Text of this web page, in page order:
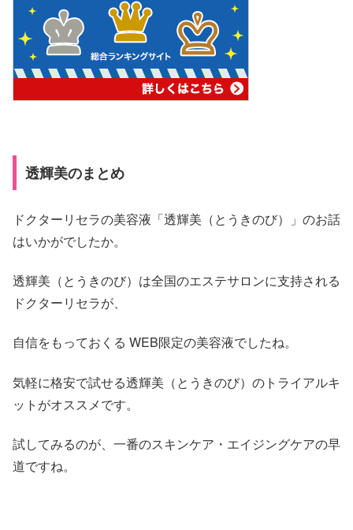
透輝美のまとめ
ドクターリセラの美容液「透輝美（とうきのび）」のお話
はいかがでしたか。
透輝美（とうきのび）は全国のエステサロンに支持される
ドクターリセラが、
自信をもっておくる WEB限定の美容液でしたね。
気軽に格安で試せる透輝美（とうきのび）のトライアルキ
ットがオススメです。
試してみるのが、一番のスキンケア・エイジングケアの早
道ですね。